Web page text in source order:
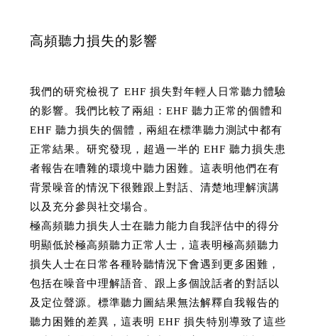
高頻聽力損失的影響
我們的研究檢視了 EHF 損失對年輕人日常聽力體驗
的影響。我們比較了兩組：EHF 聽力正常的個體和
EHF 聽力損失的個體，兩組在標準聽力測試中都有
正常結果。研究發現，超過一半的 EHF 聽力損失患
者報告在嘈雜的環境中聽力困難。這表明他們在有
背景噪音的情況下很難跟上對話、清楚地理解演講
以及充分參與社交場合。
極高頻聽力損失人士在聽力能力自我評估中的得分
明顯低於極高頻聽力正常人士，這表明極高頻聽力
損失人士在日常各種聆聽情況下會遇到更多困難，
包括在噪音中理解語音、跟上多個說話者的對話以
及定位聲源。標準聽力圖結果無法解釋自我報告的
聽力困難的差異，這表明 EHF 損失特別導致了這些